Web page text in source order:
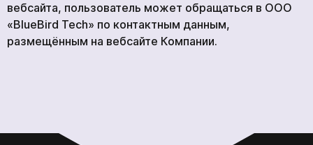
вебсайта, пользователь может обращаться в ООО
«BlueBird Tech» по контактным данным,
размещённым на вебсайте Компании.